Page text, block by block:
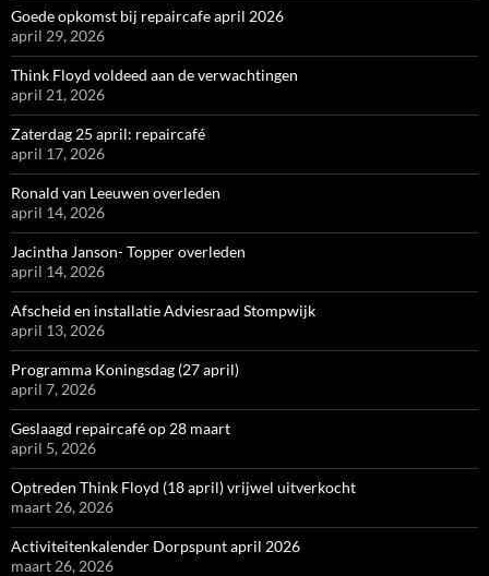
Goede opkomst bij repaircafe april 2026
april 29, 2026
Think Floyd voldeed aan de verwachtingen
april 21, 2026
Zaterdag 25 april: repaircafé
april 17, 2026
Ronald van Leeuwen overleden
april 14, 2026
Jacintha Janson- Topper overleden
april 14, 2026
Afscheid en installatie Adviesraad Stompwijk
april 13, 2026
Programma Koningsdag (27 april)
april 7, 2026
Geslaagd repaircafé op 28 maart
april 5, 2026
Optreden Think Floyd (18 april) vrijwel uitverkocht
maart 26, 2026
Activiteitenkalender Dorpspunt april 2026
maart 26, 2026